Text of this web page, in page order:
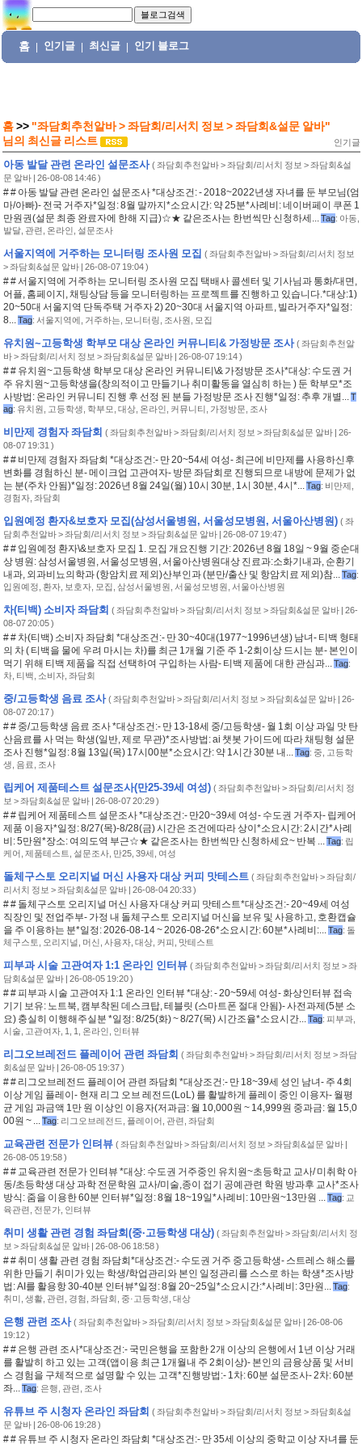
홈 인기글 최신글 인기 블로그
홈 >> "좌담회추천알바 > 좌담회/리서치 정보 > 좌담회&설문 알바"
님의 최신글 리스트 인기글
아동 발달 관련 온라인 설문조사 ( 좌담회추천알바 > 좌담회/리서치 정보 > 좌담회&설
문 알바| 26-08-08 14:46 )
# # 아동 발달 관련 온라인 설문조사 *대상조건: - 2018~2022년생 자녀를 둔 부모님(엄
마/아빠)- 전국 거주자*일정: 8월 말까지*소요시간: 약 25분*사례비: 네이버페이 쿠폰 1
만원권(설문 최종 완료자에 한해 지급)☆★ 같은조사는 한번씩만 신청하세...Tag: 아동
발달, 관련 온라인 설문조사
서울지역에 거주하는 모니터링 조사원 모집 ( 좌담회추천알바 > 좌담회/리서치 정보
> 좌담회&설문 알바| 26-08-07 19:04 )
# # 서울지역에 거주하는 모니터링 조사원 모집 택배사 콜센터 및 기사님과 통화/대면,
어플, 홈페이지, 채팅상담 등을 모니터링하는 프로젝트를 진행하고 있습니다.*대상:1)
20~50대 서울지역 단독주택 거주자 2) 20~30대 서울지역 아파트, 빌라거주자*일정:
8...Tag: 서울지역에 거주하는 모니터링 조사원 모집
유치원~고등학생 학부모 대상 온라인 커뮤니티& 가정방문 조사 ( 좌담회추천알
바 > 좌담회/리서치 정보 > 좌담회&설문 알바| 26-08-07 19:14 )
# # 유치원~고등학생 학부모 대상 온라인 커뮤니티\& 가정방문 조사*대상: 수도권 거
주 유치원~고등학생을(창의적이고 만들기나 취미활동을 열심히 하는 ) 둔 학부모*조
사방법: 온라인 커뮤니티 진행 후 선정 된 분들 가정방문 조사 진행*일정: 추후 개별...T
ag: 유치원 고등학생 학부모 대상, 온라인 커뮤니티 가정방문 조사
비만제 경험자 좌담회 ( 좌담회추천알바 > 좌담회/리서치 정보 > 좌담회&설문 알바| 26-
08-07 19:31 )
# # 비만제 경험자 좌담회 *대상조건:- 만 20~54세 여성- 최근에 비만제를 사용하신후
변화를 경험하신 분- 메이크업 고관여자- 방문 좌담회로 진행되므로 내방에 문제가 없
는 분(주차 안됨)*일정: 2026년 8월 24일(월) 10시 30분, 1시 30분, 4시*...Tag: 비만제
경험자, 좌담회
입원예정 환자&보호자 모집(삼성서울병원, 서울성모병원, 서울아산병원) ( 좌
담회추천알바 > 좌담회/리서치 정보 > 좌담회&설문 알바| 26-08-07 19:47 )
# # 입원예정 환자\&보호자 모집 1. 모집 개요진행 기간: 2026년 8월 18일 ~ 9월 중순대
상 병원: 삼성서울병원, 서울성모병원, 서울아산병원대상 진료과:소화기내과, 순환기
내과, 외과비뇨의학과 (항암치료 제외)산부인과 (분만/출산 및 항암치료 제외)참...Tag:
입원예정 환자, 보호자, 모집 삼성서울병원 서울성모병원 서울아산병원
차(티백) 소비자 좌담회 ( 좌담회추천알바 > 좌담회/리서치 정보 > 좌담회&설문 알바| 26-
08-07 20:05 )
# # 차(티백) 소비자 좌담회 *대상조건:- 만 30~40대(1977~1996년생) 남녀- 티백 형태
의 차 ( 티백을 물에 우려 마시는 차)를 최근 1개월 기준 주 1-2회이상 드시는 분- 본인이
먹기 위해 티백 제품을 직접 선택하여 구입하는 사람- 티백 제품에 대한 관심과...Tag:
차, 티백 소비자, 좌담회
중/고등학생 음료 조사 ( 좌담회추천알바 > 좌담회/리서치 정보 > 좌담회&설문 알바| 26-
08-07 20:17 )
# # 중/고등학생 음료 조사 *대상조건:- 만 13-18세 중/고등학생- 월 1회 이상 과일 맛 탄
산음료를 사 먹는 학생(일반, 제로 무관)*조사방법: ai 챗봇 가이드에 따라 채팅형 설문
조사 진행*일정: 8월 13일(목) 17시00분*소요시간: 약 1시간 30분 내...Tag: 중
고등학
생 음료 조사
립케어 제품테스트 설문조사(만25-39세 여성) ( 좌담회추천알바 > 좌담회/리서치 정
보 > 좌담회&설문 알바| 26-08-07 20:29 )
# # 립케어 제품테스트 설문조사 *대상조건:- 만20~39세 여성- 수도권 거주자- 립케어
제품 이용자*일정: 8/27(목)-8/28(금) 시간은 조건에따라 상이*소요시간: 2시간*사례
비: 5만원*장소: 여의도역 부근☆★ 같은조사는 한번씩만 신청하세요~ 반복 ...Tag: 립
케어 제품테스트 설문조사, 만25, 39세 여성
돌체구스토 오리지널 머신 사용자 대상 커피 맛테스트 ( 좌담회추천알바 > 좌담회/
리서치 정보 > 좌담회&설문 알바| 26-08-04 20:33 )
# # 돌체구스토 오리지널 머신 사용자 대상 커피 맛테스트*대상조건:- 20~49세 여성
직장인 및 전업주부- 가정 내 돌체구스토 오리지널 머신을 보유 및 사용하고, 호환캡슐
을 주 이용하는 분*일정: 2026-08-14 ~ 2026-08-26*소요시간: 60분*사례비:...Tag: 돌
체구스토
오리지널 머신 사용자, 대상, 커피 맛테스트
피부과 시술 고관여자 1:1 온라인 인터뷰 ( 좌담회추천알바 > 좌담회/리서치 정보 > 좌
담회&설문 알바| 26-08-05 19:20 )
# # 피부과 시술 고관여자 1:1 온라인 인터뷰 *대상: - 20~59세 여성- 화상인터뷰 접속
기기 보유: 노트북, 캠부착된 데스크탑, 테블릿 (스마트폰 절대 안됨)- 사전과제(5분 소
요) 충실히 이행해주실분 *일정: 8/25(화) ~ 8/27(목) 시간조율*소요시간...Tag: 피부과,
시술
고관여자, 1 1 온라인 인터뷰
리그오브레전드 플레이어 관련 좌담회 ( 좌담회추천알바 > 좌담회/리서치 정보 > 좌담
회&설문 알바| 26-08-05 19:37 )
# # 리그오브레전드 플레이어 관련 좌담회 *대상조건:- 만 18~39세 성인 남녀- 주 4회
이상 게임 플레이- 현재 리그 오브 레전드(LoL) 를 활발하게 플레이 중인 이용자- 월평
균 게임 과금액 1만 원 이상인 이용자(저과금: 월 10,000원 ~ 14,999원 중과금: 월 15,0
00원 ~ ...Tag: 리그오브레전드 플레이어 관련 좌담회
교육관련 전문가 인텨뷰 ( 좌담회추천알바 > 좌담회/리서치 정보 > 좌담회&설문 알바|
26-08-05 19:58 )
# # 교육관련 전문가 인텨뷰 *대상: 수도권 거주중인 유치원~초등학교 교사/ 미취학 아
동/초등학생 대상 과학 전문학원 교사/미술,종이 접기 공예관련 학원 방과후 교사*조사
방식: 줌을 이용한 60분 인터뷰*일정: 8월 18~19일*사례비: 10만원~13만원 ...Tag: 교
육관련 전문가, 인텨뷰
취미 생활 관련 경험 좌담회(중·고등학생 대상) ( 좌담회추천알바 > 좌담회/리서치 정
보 > 좌담회&설문 알바| 26-08-06 18:58 )
# # 취미 생활 관련 경험 좌담회*대상조건:- 수도권 거주 중고등학생- 스트레스 해소를
위한 만들기 취미가 있는 학생/학업관리와 본인 일정관리를 스스로 하는 학생*조사방
법: AI를 활용항 30-40분 인터뷰*일정: 8월 20~25일*소요시간:*사례비: 3만원...Tag:
취미 생활, 관련 경험 좌담회 중·고등학생 대상
은행 관련 조사 ( 좌담회추천알바 > 좌담회/리서치 정보 > 좌담회&설문 알바| 26-08-06
19:12 )
# # 은행 관련 조사*대상조건:- 국민은행을 포함한 2개 이상의 은행에서 1년 이상 거래
를 활발히 하고 있는 고객(앱이용 최근 1개월내 주 2회이상)- 본인의 금융상품 및 서비
스 경험을 구체적으로 설명할 수 있는 고객*진행방법:- 1차: 60분 설문조사- 2차: 60분
좌...Tag: 은행 관련 조사
유튜브 주 시청자 온라인 좌담회 ( 좌담회추천알바 > 좌담회/리서치 정보 > 좌담회&설
문 알바| 26-08-06 19:28 )
# # 유튜브 주 시청자 온라인 좌담회 *대상조건:- 만 35세 이상의 중학교 이상 자녀를 둔